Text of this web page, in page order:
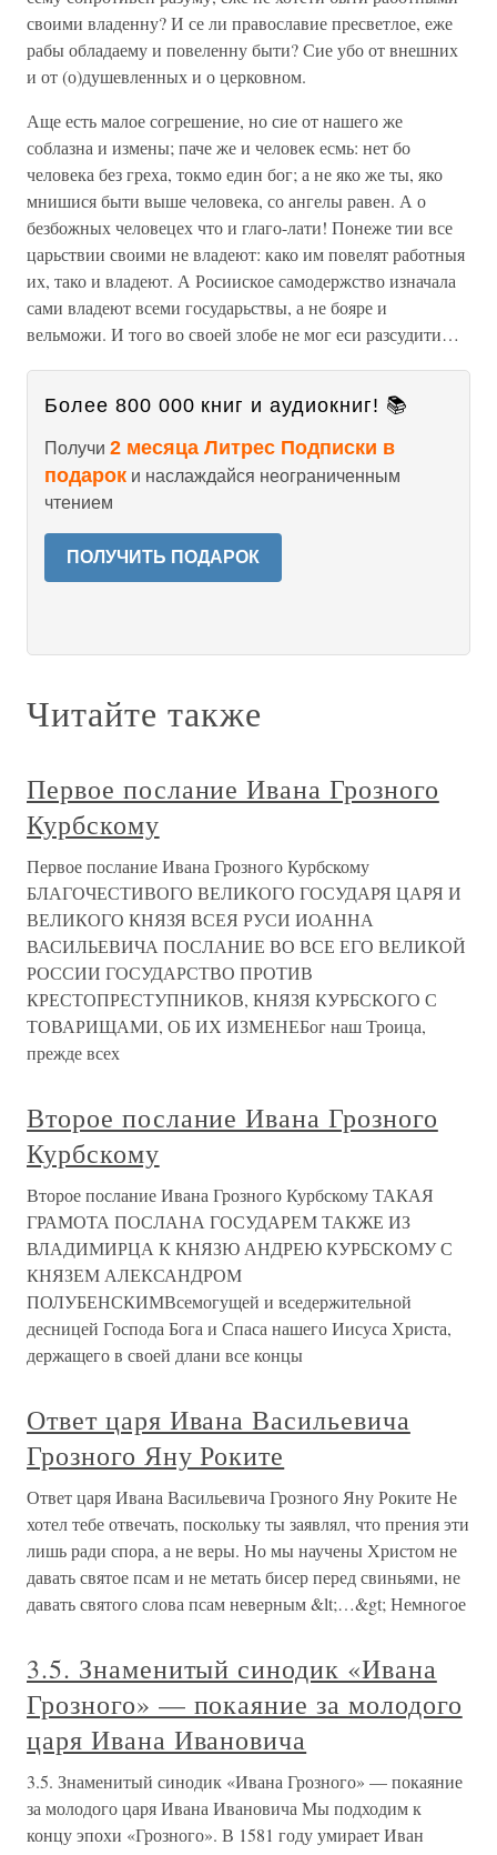
своими владенну? И се ли православие пресветлое, еже
рабы обладаему и повеленну быти? Сие убо от внешних
и от (о)душевленных и о церковном.
Аще есть малое согрешение, но сие от нашего же
соблазна и измены; паче же и человек есмь: нет бо
человека без греха, токмо един бог; а не яко же ты, яко
мнишися быти выше человека, со ангелы равен. А о
безбожных человецех что и глаго-лати! Понеже тии все
царьствии своими не владеют: како им повелят работныя
их, тако и владеют. А Росииское самодержство изначала
сами владеют всеми государьствы, а не бояре и
вельможи. И того во своей злобе не мог еси разсудити…
Более 800 000 книг и аудиокниг! 📚
Получи 2 месяца Литрес Подписки в
подарок и наслаждайся неограниченным
чтением
ПОЛУЧИТЬ ПОДАРОК
Читайте также
Первое послание Ивана Грозного
Курбскому
Первое послание Ивана Грозного Курбскому
БЛАГОЧЕСТИВОГО ВЕЛИКОГО ГОСУДАРЯ ЦАРЯ И
ВЕЛИКОГО КНЯЗЯ ВСЕЯ РУСИ ИОАННА
ВАСИЛЬЕВИЧА ПОСЛАНИЕ ВО ВСЕ ЕГО ВЕЛИКОЙ
РОССИИ ГОСУДАРСТВО ПРОТИВ
КРЕСТОПРЕСТУПНИКОВ, КНЯЗЯ КУРБСКОГО С
ТОВАРИЩАМИ, ОБ ИХ ИЗМЕНЕБог наш Троица,
прежде всех
Второе послание Ивана Грозного
Курбскому
Второе послание Ивана Грозного Курбскому ТАКАЯ
ГРАМОТА ПОСЛАНА ГОСУДАРЕМ ТАКЖЕ ИЗ
ВЛАДИМИРЦА К КНЯЗЮ АНДРЕЮ КУРБСКОМУ С
КНЯЗЕМ АЛЕКСАНДРОМ
ПОЛУБЕНСКИМВсемогущей и вседержительной
десницей Господа Бога и Спаса нашего Иисуса Христа,
держащего в своей длани все концы
Ответ царя Ивана Васильевича
Грозного Яну Роките
Ответ царя Ивана Васильевича Грозного Яну Роките Не
хотел тебе отвечать, поскольку ты заявлял, что прения эти
лишь ради спора, а не веры. Но мы научены Христом не
давать святое псам и не метать бисер перед свиньями, не
давать святого слова псам неверным &lt;…&gt; Немногое
3.5. Знаменитый синодик «Ивана
Грозного» — покаяние за молодого
царя Ивана Ивановича
3.5. Знаменитый синодик «Ивана Грозного» — покаяние
за молодого царя Ивана Ивановича Мы подходим к
концу эпохи «Грозного». В 1581 году умирает Иван